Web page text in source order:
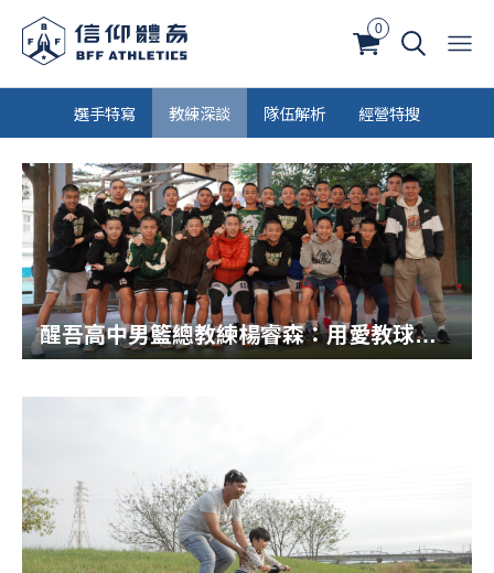
0
選手特寫 教練深談 隊伍解析 經營特搜
醒吾高中男籃總教練楊睿森：用愛教球，帶隊為家